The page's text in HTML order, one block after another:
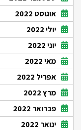
אוגוסט 2022
יולי 2022
יוני 2022
מאי 2022
אפריל 2022
מרץ 2022
פברואר 2022
ינואר 2022